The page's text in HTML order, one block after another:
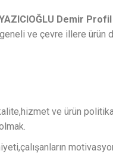
Demir Profil
ve çevre illere ürün
ve ürün